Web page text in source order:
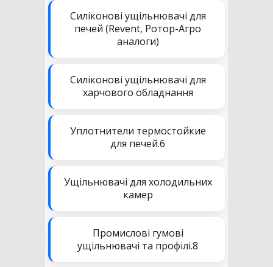
Силіконові ущільнювачі для
печей (Revent, Ротор-Агро
аналоги)
Силіконові ущільнювачі для
харчового обладнання
Уплотнители термостойкие
для печей.6
Ущільнювачі для холодильних
камер
Промислові гумові
ущільнювачі та профілі.8